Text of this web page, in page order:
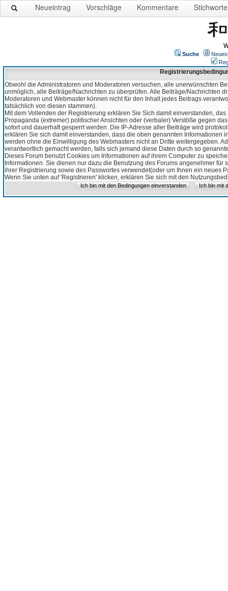
Neueintrag Vorschläge Kommentare Stichworte
Suche
Obwohl die Administratoren und Moderatoren versuchen, alle unerwünschten
unmöglich, alle Beiträge/Nachrichten zu überprüfen. Alle Beiträge/Nachrichten
Moderatoren und Webmaster können nicht für den Inhalt jedes Beitrags
tatsächlich von diesen stammen).
Mit dem Vollenden der Registrierung erklären Sie Sich damit einverstanden,
Propaganda (extremer) politischer Ansichten oder (verbaler) Verstöße gegen
sofort und dauerhaft gesperrt werden. Die IP-Adresse aller Beiträge wird
erklären Sie sich damit einverstanden, dass die oben genannten Informationen
werden ohne die Einwilligung des Webmasters nicht an Dritte weitergegeben.
verantwortlich gemacht werden, falls sich jemand diese Daten durch so
Dieses Forum benutzt Cookies um Informationen auf ihrem Computer zu
Informationen. Sie dienen nur dazu die Benutzung des Forums angenehmer
ihrer Registrierung sowie des Passwortes verwendet(oder um Ihnen ein neues
Wenn Sie unten auf 'Registrieren' klicken, erklären Sie sich mit den